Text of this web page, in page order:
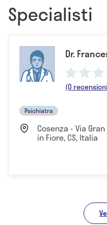
Specialisti
Dr.
(0
Psichiatra
Cosenza - Via
in Fiore, CS, Italia